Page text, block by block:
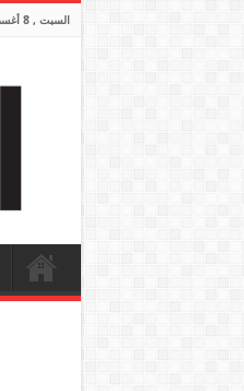
السبت , 8 أغسطس , 2026